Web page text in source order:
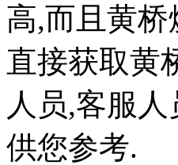
高,而且黄
直接获取黄
人员,客服
供您参考.